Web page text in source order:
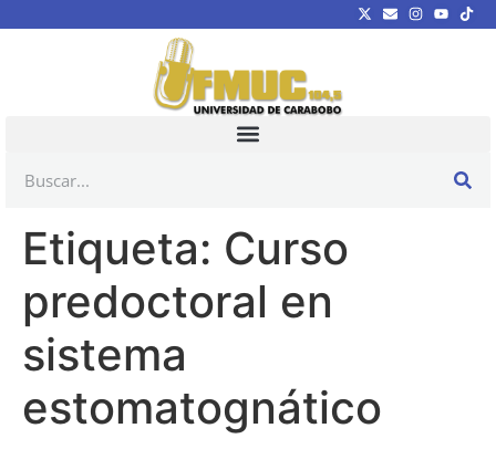
Etiqueta: Curso
predoctoral en
sistema
estomatognático